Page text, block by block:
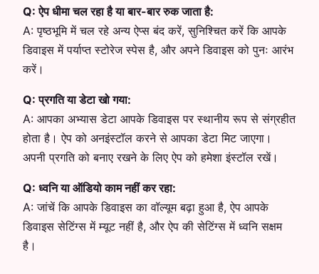
Q:ऐप धीमा चल रहा है या बार-बार रुक जाता है:
A:पृष्ठभूमि में चल रहे अन्य ऐप्स बंद करें, सुनिश्चित करें कि आपके
डिवाइस में पर्याप्त स्टोरेज स्पेस है, और अपने डिवाइस को पुनः आरंभ
करें।
Q:प्रगति या डेटा खो गया:
A: आपका अभ्यास डेटा आपके डिवाइस पर स्थानीय रूप से संग्रहीत
होता है। ऐप को अनइंस्टॉल करने से आपका डेटा मिट जाएगा।
अपनी प्रगति को बनाए रखने के लिए ऐप को हमेशा इंस्टॉल रखें।
Q: ध्वनि या ऑडियो काम नहीं कर रहा:
A:जांचें कि आपके डिवाइस का वॉल्यूम बढ़ा हुआ है, ऐप आपके
डिवाइस सेटिंग्स में म्यूट नहीं है, और ऐप की सेटिंग्स में ध्वनि सक्षम
है।